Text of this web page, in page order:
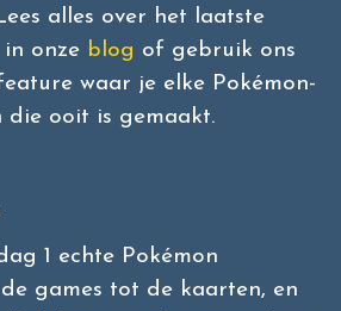
alles over het laatste
in onze blog of gebruik ons
waar je elke Pokémon-
die ooit is gemaakt.
1 echte Pokémon
games tot de kaarten, en